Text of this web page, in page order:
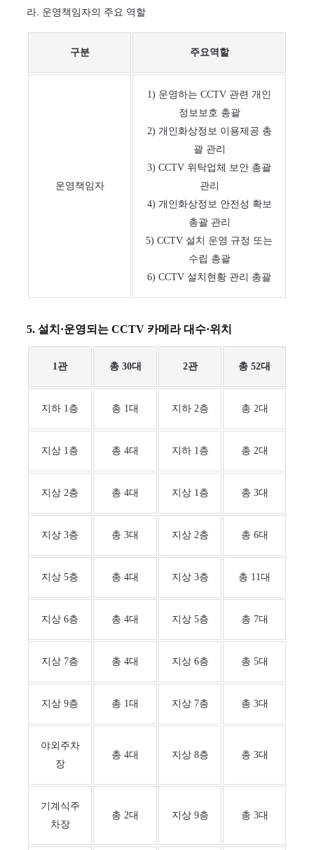
라. 운영책임자의 주요 역할
구분 주요역할
운영책임자
1) 운영하는 CCTV 관련 개인
정보보호 총괄
2) 개인화상정보 이용제공 총
괄 관리
3) CCTV 위탁업체 보안 총괄
관리
4) 개인화상정보 안전성 확보
총괄 관리
5) CCTV 설치 운영 규정 또는
수립 총괄
6) CCTV 설치현황 관리 총괄
5. 설치·운영되는 CCTV 카메라 대수·위치
1관 총 30대 2관 총 52대
지하 1층 총 1대 지하 2층 총 2대
지상 1층 총 4대 지하 1층 총 2대
지상 2층 총 4대 지상 1층 총 3대
지상 3층 총 3대 지상 2층 총 6대
지상 5층 총 4대 지상 3층 총 11대
지상 6층 총 4대 지상 5층 총 7대
지상 7층 총 4대 지상 6층 총 5대
지상 9층 총 1대 지상 7층 총 3대
야외주차
장
총 4대 지상 8층 총 3대
기계식주
차장
총 2대 지상 9층 총 3대